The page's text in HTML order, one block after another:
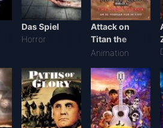
Das Spiel
Horror
Attack on
Titan the
Movie: The
Animation